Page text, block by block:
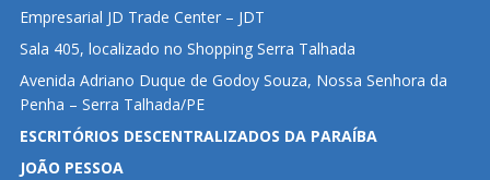
Empresarial JD Trade Center – JDT
Sala 405, localizado no Shopping Serra Talhada
Avenida Adriano Duque de Godoy Souza, Nossa Senhora da
Penha – Serra Talhada/PE
ESCRITÓRIOS DESCENTRALIZADOS DA PARAÍBA
JOÃO PESSOA